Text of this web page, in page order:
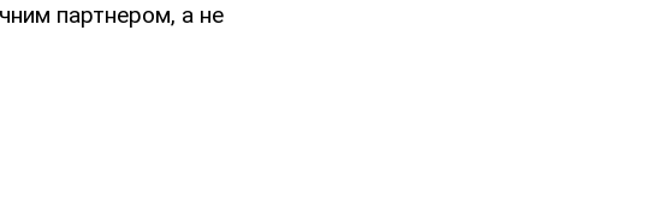
партнером, а не